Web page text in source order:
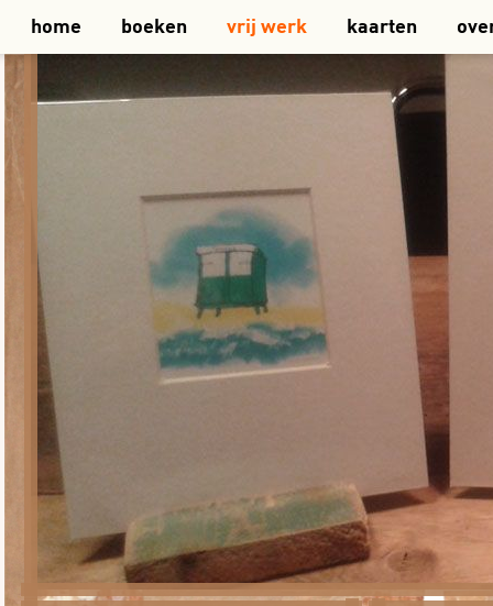
home boeken vrij werk kaarten